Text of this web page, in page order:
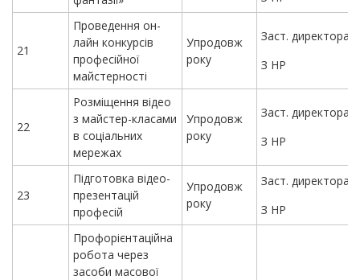
21
Проведення он-
лайн конкурсів
професійної
майстерності
Упродовж
року
Заст. директора
З НР
22
Розміщення відео
з майстер-класами
в соціальних
мережах
Упродовж
року
Заст. директора
З НР
23
Підготовка відео-
презентацій
професій
Упродовж
року
Заст. директора
З НР
Профорієнтаційна
робота через
засоби масової